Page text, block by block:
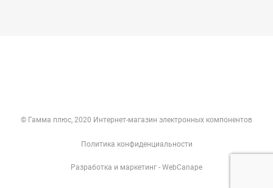
© Гамма плюс, 2020 Интернет-магазин электронных компонентов
Политика конфиденциальности
Разработка и маркетинг - WebCanape